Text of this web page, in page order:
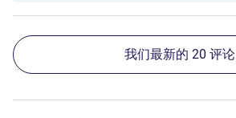
我们最新的 20 评论